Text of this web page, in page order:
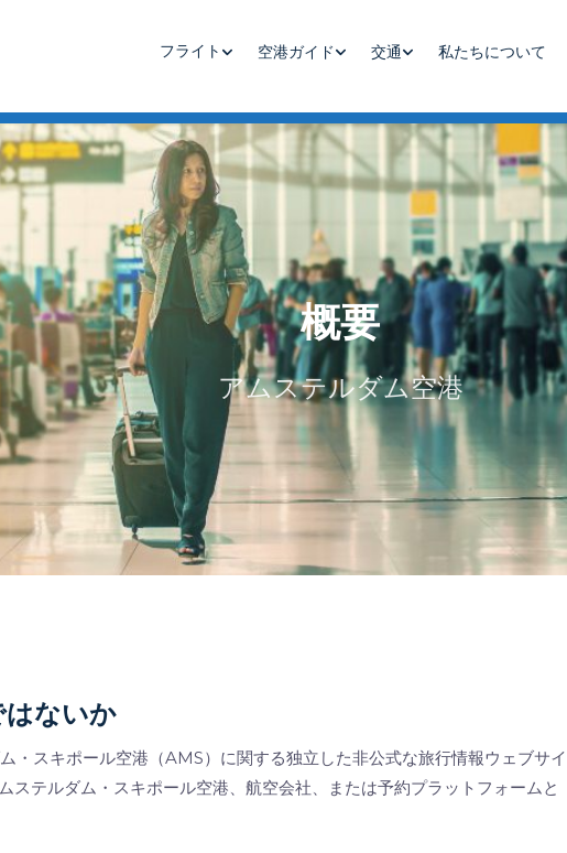
フライト 空港ガイド 交通 私たちについて
概要
アムステルダム空港
ないか
スキポール空港（AMS）に関する独立した非公式な旅行情報ウェブサイ
テルダム・スキポール空港、航空会社、または予約プラットフォームと